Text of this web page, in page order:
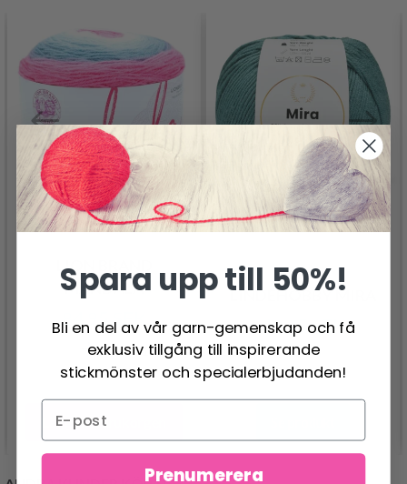
LION BRAND
MANDALA
84.95 SEK
Lägg till varukorgen
LINDEHOBBY MIRA
43.95 SEK
Spara upp till 50%!
Bli en del av vår garn-gemenskap och få
exklusiv tillgång till inspirerande
stickmönster och specialerbjudanden!
Prenumerera